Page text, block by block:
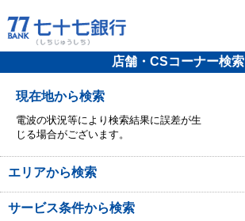
店舗・CSコーナー検索
現在地から検索
電波の状況等により検索結果に誤差が生
じる場合がございます。
エリアから検索
サービス条件から検索